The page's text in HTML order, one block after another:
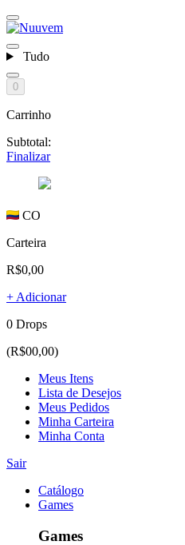
Tudo
0
Carrinho
Subtotal:
Finalizar
CO
Carteira
R$0,00
+ Adicionar
0 Drops
(R$00,00)
Meus Itens
Lista de Desejos
Meus Pedidos
Minha Carteira
Minha Conta
Sair
Catálogo
Games
Games